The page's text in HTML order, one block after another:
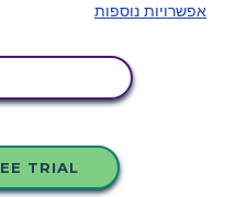
אפשרויות נוספות
TRIAL